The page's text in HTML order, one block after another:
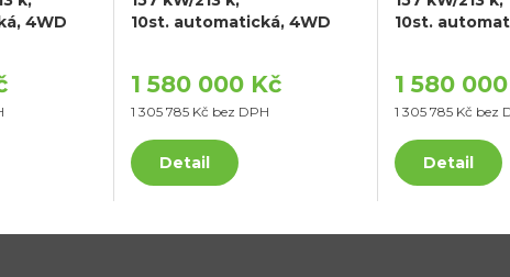
4WD
10st. automatická, 4WD
1 580 000 Kč
1 305 785 Kč bez DPH
Detail
10st.
1 580
1 305 785 Kč bez
Detail